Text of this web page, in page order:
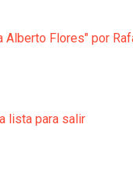
Alberto Flores" por
lista para salir